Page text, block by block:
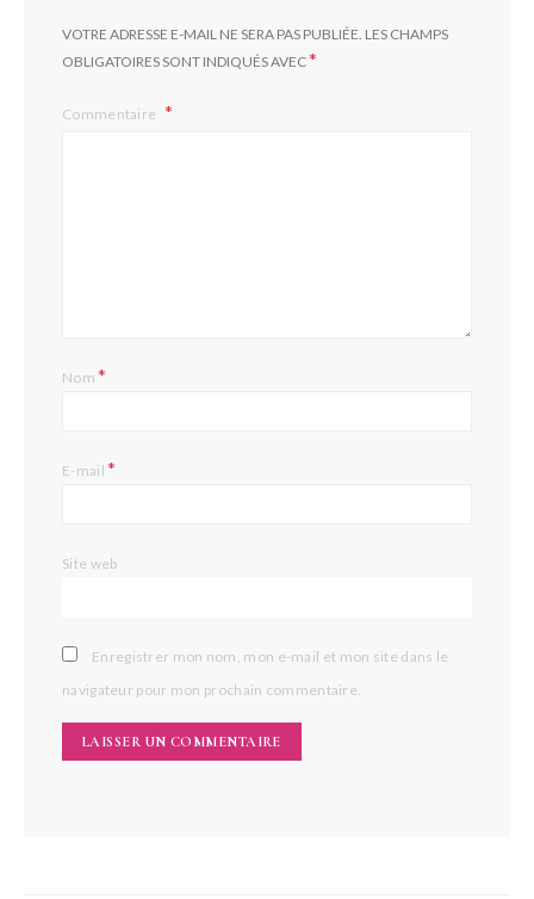
VOTRE ADRESSE E-MAIL NE SERA PAS PUBLIÉE. LES CHAMPS
OBLIGATOIRES SONT INDIQUÉS AVEC*
Commentaire
Nom*
E-mail*
Site web
Enregistrer mon nom, mon e-mail et mon site dans le
navigateur pour mon prochain commentaire.